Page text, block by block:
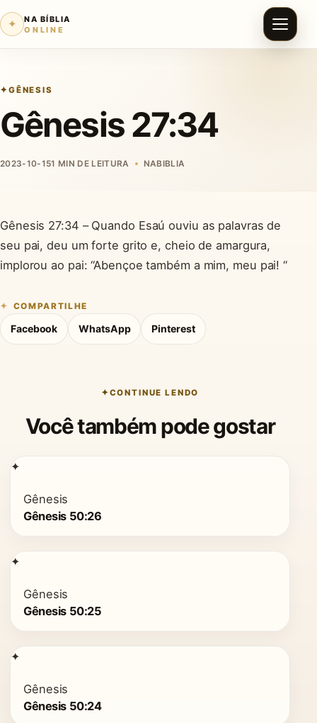
✦
NA BÍBLIA
ONLINE
GÊNESIS
Gênesis 27:34
2023-10-151 MIN DE LEITURA NABIBLIA
Gênesis 27:34 – Quando Esaú ouviu as palavras de
seu pai, deu um forte grito e, cheio de amargura,
implorou ao pai: “Abençoe também a mim, meu pai! “
COMPARTILHE
Facebook WhatsApp Pinterest
CONTINUE LENDO
Você também pode gostar
✦
Gênesis
Gênesis 50:26
✦
Gênesis
Gênesis 50:25
✦
Gênesis
Gênesis 50:24